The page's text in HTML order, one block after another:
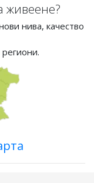
живеене?
нива, качество